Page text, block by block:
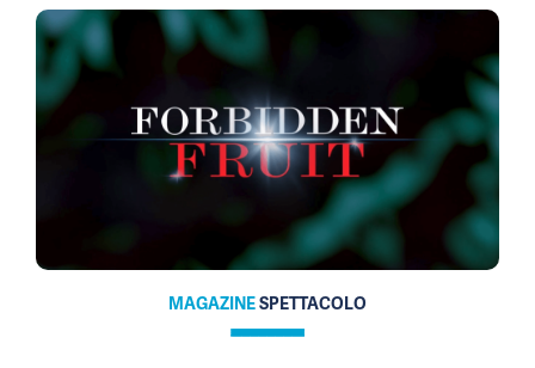
MAGAZINESPETTACOLO